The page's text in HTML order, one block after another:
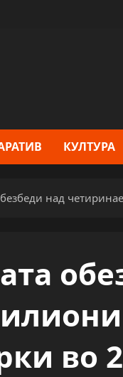
КУЛТУРА
над
во